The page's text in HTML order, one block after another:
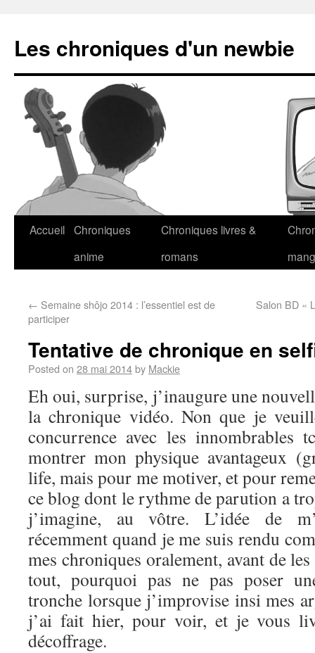
Les chroniques d'un newbie
Accueil Chroniques
anime
Chroniques livres &
romans
← Semaine shôjo 2014 : l’essentiel est de
participer
Salon BD «
Tentative de chronique en
Posted on 28 mai 2014by Mackie
Eh oui, surprise, j’inaugure une
la chronique vidéo. Non que je
concurrence avec les innombrables
montrer mon physique avantageux
life, mais pour me motiver, et pour
ce blog dont le rythme de parution a
j’imagine, au vôtre. L’idée de
récemment quand je me suis rendu
mes chroniques oralement, avant de
tout, pourquoi pas ne pas poser
tronche lorsque j’improvise insi mes
j’ai fait hier, pour voir, et je vous
décoffrage.